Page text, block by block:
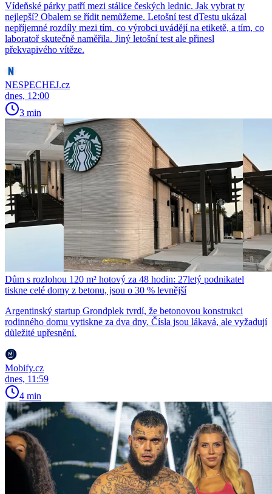
Vídeňské párky patří mezi stálice českých lednic. Jak vybrat ty
nejlepší? Obalem se řídit nemůžeme. Letošní test dTestu ukázal
nepříjemné rozdíly mezi tím, co výrobci uvádějí na etiketě, a tím, co
laboratoř skutečně naměřila. Jiný letošní test ale přinesl
překvapivého vítěze.
NESPECHEJ.cz
dnes, 12:00
3 min
Dům s rozlohou 120 m² hotový za 48 hodin: 27letý podnikatel
tiskne celé domy z betonu, jsou o 30 % levnější
Argentinský startup Grondplek tvrdí, že betonovou konstrukci
rodinného domu vytiskne za dva dny. Čísla jsou lákavá, ale vyžadují
důležité upřesnění.
Mobify.cz
dnes, 11:59
4 min